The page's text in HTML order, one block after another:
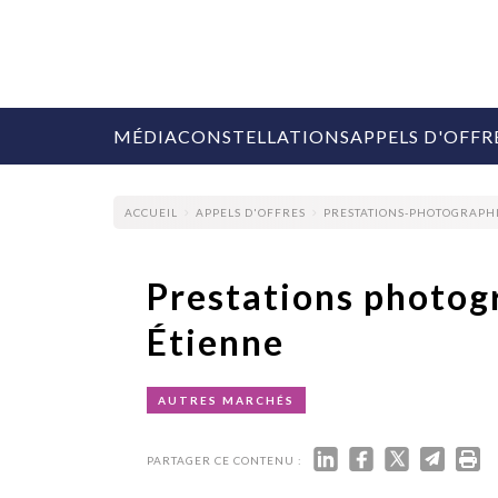
MÉDIA
COLLECTIVITÉS
AGENCES
RETAIL
MANAGEMENT
CONSTELLATIONSAPPELS
ACCUEIL APPELS D'OFFRES PRESTATIONS-
Prestations
Étienne
AUTRES MARCHÉS
PARTAGER CE CONTENU :